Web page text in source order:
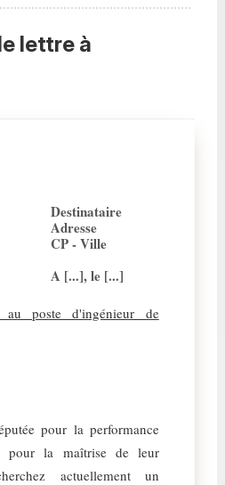
lettre à
Destinataire
Adresse
CP - Ville
A [...], le [...]
poste d'ingénieur de
pour la performance
pour la maîtrise de leur
actuellement un